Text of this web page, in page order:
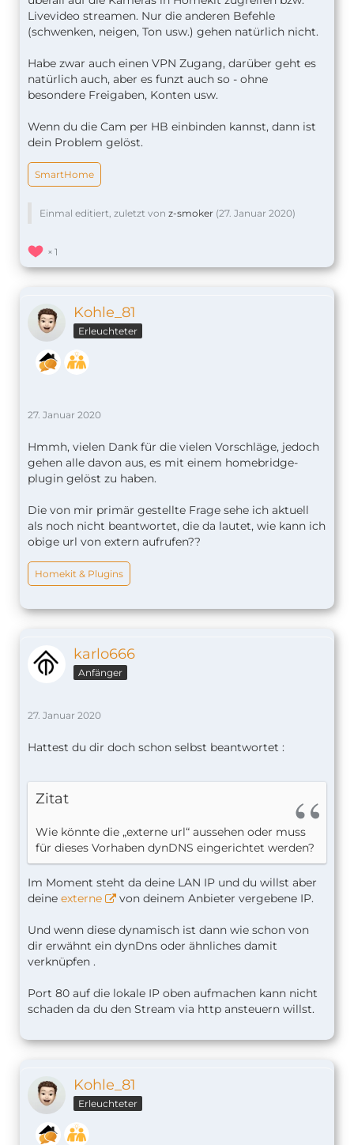
Livevideo streamen. Nur die anderen Befehle
(schwenken, neigen, Ton usw.) gehen natürlich nicht.
Habe zwar auch einen VPN Zugang, darüber geht es
natürlich auch, aber es funzt auch so - ohne
besondere Freigaben, Konten usw.
Wenn du die Cam per HB einbinden kannst, dann ist
dein Problem gelöst.
SmartHome
Einmal editiert, zuletzt von z-smoker (27. Januar 2020)
1
Kohle_81
Erleuchteter
27. Januar 2020
Hmmh, vielen Dank für die vielen Vorschläge, jedoch
gehen alle davon aus, es mit einem homebridge-
plugin gelöst zu haben.
Die von mir primär gestellte Frage sehe ich aktuell
als noch nicht beantwortet, die da lautet, wie kann ich
obige url von extern aufrufen??
Homekit & Plugins
karlo666
Anfänger
27. Januar 2020
Hattest du dir doch schon selbst beantwortet :
Zitat
Wie könnte die „externe url“ aussehen oder muss
für dieses Vorhaben dynDNS eingerichtet werden?
Im Moment steht da deine LAN IP und du willst aber
deine externe von deinem Anbieter vergebene IP.
Und wenn diese dynamisch ist dann wie schon von
dir erwähnt ein dynDns oder ähnliches damit
verknüpfen .
Port 80 auf die lokale IP oben aufmachen kann nicht
schaden da du den Stream via http ansteuern willst.
Kohle_81
Erleuchteter